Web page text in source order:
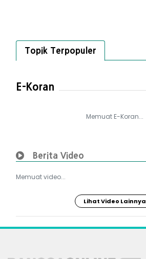
Topik Terpopuler
E-Koran
Memuat E-Koran...
Berita Video
Memuat video...
Lihat Video Lainnya